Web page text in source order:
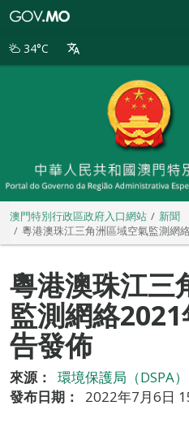
別
34°C
澳門特別行政區政府入口網站
新聞
粵港澳珠江三角洲區域空氣監測網
粵港澳珠江三
監測網絡
告發佈
來源：
環境保護局（DSPA）
發布日期：
2022年7月6日